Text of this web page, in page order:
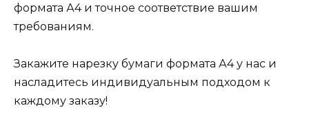
формата А4 и точное соответствие вашим
требованиям.
Закажите нарезку бумаги формата А4 у нас и
насладитесь индивидуальным подходом к
каждому заказу!